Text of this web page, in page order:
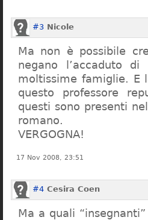
#3 Nicole
Ma non è possibile
negano l’accaduto
moltissime famiglie. E
questo professore
questi sono presenti
romano.
VERGOGNA!
17 Nov 2008, 23:51
#4 Cesira Coen
Ma a quali